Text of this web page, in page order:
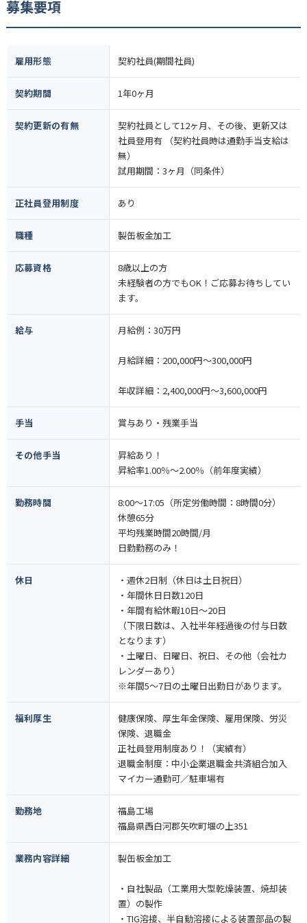
募集要項
雇用形態 契約社員(期間社員)
契約期間 1年0ヶ月
契約更新の有無
契約社員として12ヶ月、その後、更新又は
社員登用有 （契約社員時は通勤手当支給は
無）
試用期間：3ヶ月（同条件）
正社員登用制度 あり
職種 製缶板金加工
応募資格
8歳以上の方
未経験者の方でもOK！ご応募お待ちしてい
ます。
給与 月給例：30万円
月給詳細：200,000円〜300,000円
年収詳細：2,400,000円〜3,600,000円
手当 賞与あり・残業手当
その他手当
昇給あり！
昇給率1.00％～2.00％（前年度実績）
勤務時間
8:00～17:05（所定労働時間：8時間0分）
休憩65分
平均残業時間20時間/月
日勤勤務のみ！
休日
・週休2日制（休日は土日祝日）
・年間休日日数120日
・年間有給休暇10日～20日
（下限日数は、入社半年経過後の付与日数
となります）
・土曜日、日曜日、祝日、その他（会社カ
レンダーあり）
※年間5～7日の土曜日出勤日があります。
福利厚生
健康保険、厚生年金保険、雇用保険、労災
保険、退職金
正社員登用制度あり！（実績有）
退職金制度：中小企業退職金共済組合加入
マイカー通勤可／駐車場有
勤務地
福島工場
福島県西白河郡矢吹町堰の上351
業務内容詳細 製缶板金加工
・自社製品（工業用大型乾燥装置、焼却装
置）の製作
・TIG溶接、半自動溶接による装置部品の製